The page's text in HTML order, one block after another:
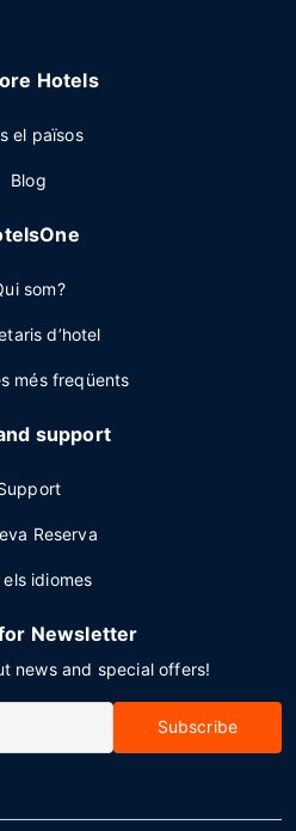
Hotels
el països
Blog
som?
d’hotel
més freqüents
support
Reserva
els idiomes
Newsletter
news and special offers!
Subscribe